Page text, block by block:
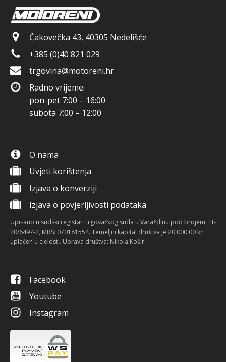
Čakovečka 43, 40305 Nedelišće
+385 (0)40 821 029
trgovina@motoreni.hr
Radno vrijeme:
pon-pet 7:00 – 16:00
subota 7:00 – 12:00
O nama
Uvjeti korištenja
Izjava o konverziji
Izjava o povjerljivosti podataka
Upisano u sudski registar Trgovačkog suda u Varaždinu pod brojem: Tt-
20/6497-2, MBS: 070181554. Temeljni kapital društva je 20.000,00 kn
uplaćen u cjelosti. Uprava društva: Nikola Košir.
Facebook
Youtube
Instagram